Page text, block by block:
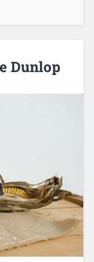
Dunlop